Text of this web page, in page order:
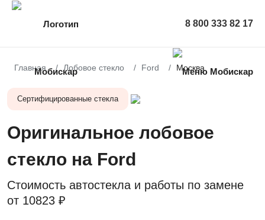
8 800 333 82 17
Главная Лобовое стекло Ford Москва
Сертифицированные стекла
Оригинальное лобовое
стекло на Ford
Стоимость автостекла и работы по замене
от 10823 ₽